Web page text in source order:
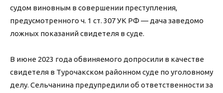
судом виновным в совершении преступления,
предусмотренного ч. 1 ст. 307 УК РФ — дача заведомо
ложных показаний свидетеля в суде.
В июне 2023 года обвиняемого допросили в качестве
свидетеля в Турочакском районном суде по уголовному
делу. Сельчанина предупредили об ответственности за